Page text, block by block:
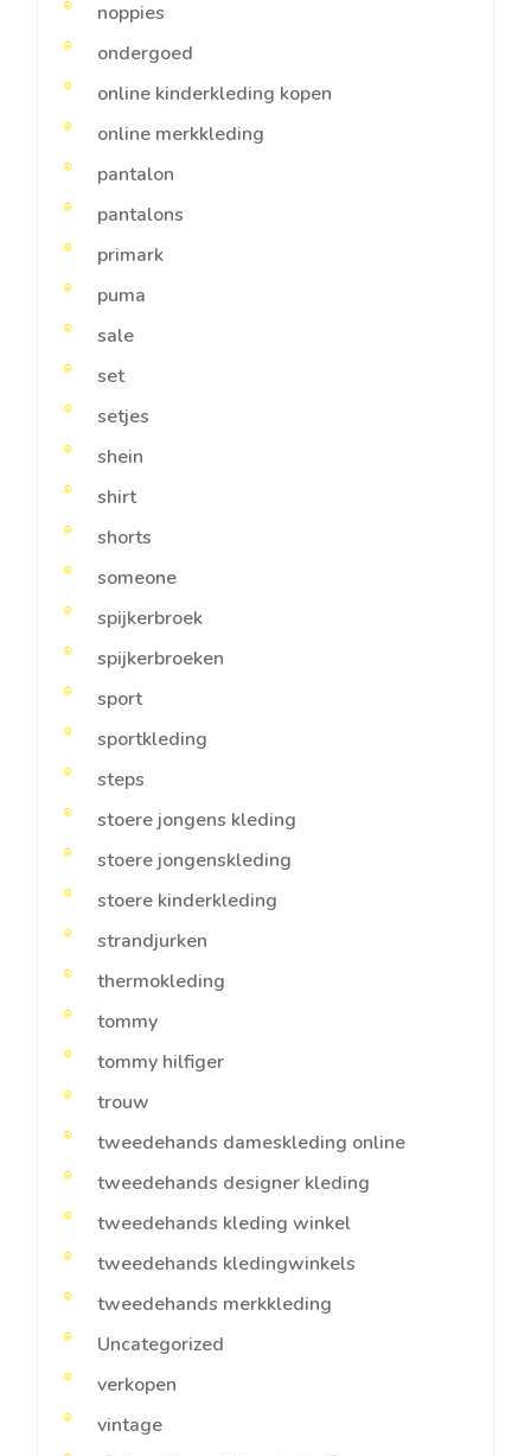
noppies
ondergoed
online kinderkleding kopen
online merkkleding
pantalon
pantalons
primark
puma
sale
set
setjes
shein
shirt
shorts
someone
spijkerbroek
spijkerbroeken
sport
sportkleding
steps
stoere jongens kleding
stoere jongenskleding
stoere kinderkleding
strandjurken
thermokleding
tommy
tommy hilfiger
trouw
tweedehands dameskleding online
tweedehands designer kleding
tweedehands kleding winkel
tweedehands kledingwinkels
tweedehands merkkleding
Uncategorized
verkopen
vintage